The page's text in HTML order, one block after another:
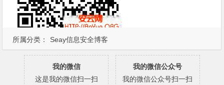
所属分类： Seay信息安全博客
我的微信
这是我的微信扫一扫
我的微信公众号
我的微信公众号扫一扫